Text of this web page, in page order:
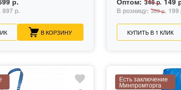
897 р.
В КОРЗИНУ
348 р.
В розницу:399 р. 199
КУПИТЬ В 1 КЛИК
Есть заключение
Минпромторга